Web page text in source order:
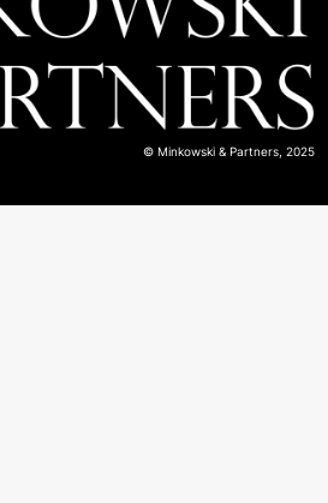
© Minkowski & Partners, 2025